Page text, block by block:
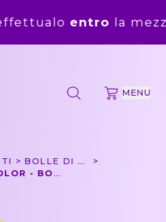
mezzanotte del 5
MENU
BOLLE DI SAPONE
COLOR - BOLLE DI SAPONE BUBBLE WORLD - CONFEZIONE DA 36 PZ